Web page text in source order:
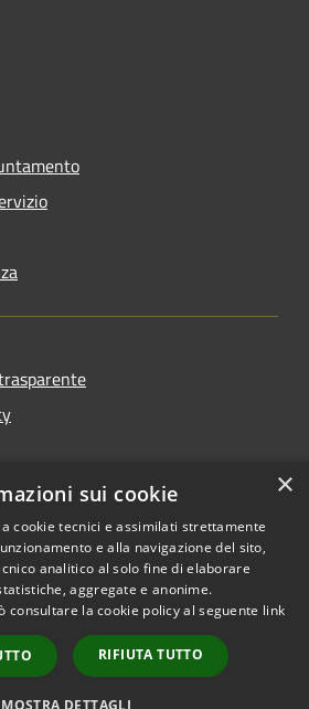
Copyright © 2026 • Città di
Cirié • Powered by
Municipium•
Accesso
redazione
×
sui cookie
cookie tecnici e assimilati strettamente
e alla navigazione del sito,
analitico al solo fine di elaborare
aggregate e anonime.
consultare la cookie policy al seguente link
RIFIUTA TUTTO
MOSTRA DETTAGLI